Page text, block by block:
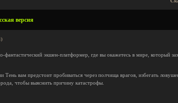
версия
фантастический экшен-платформер, где вы окажетесь в мире, который
Тень вам предстоит пробиваться через полчища врагов, избегать
чтобы выяснить причину катастрофы.